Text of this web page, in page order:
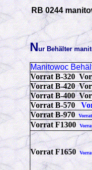
RB 0244
Nur Behälter
Manitowoc
Vorrat B-320
Vorrat B-420
Vorrat B-400
Vorrat B-570
Vorrat B-970
Vorrat F1300
Vorrat F1650